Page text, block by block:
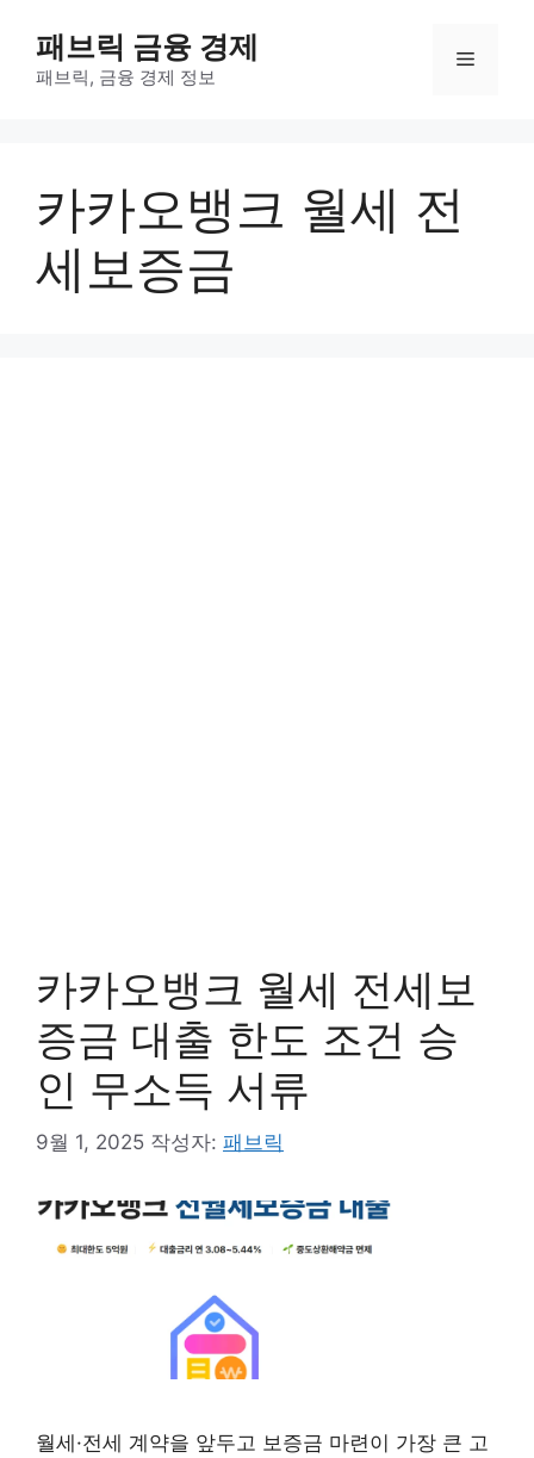
패브릭 금융 경제
패브릭, 금융 경제 정보
메
카카오뱅크 월세 전
세보증금
카카오뱅크 월세 전세보
증금 대출 한도 조건 승
인 무소득 서류
9월 1, 2025 작성자: 패브릭
월세·전세 계약을 앞두고 보증금 마련이 가장 큰 고